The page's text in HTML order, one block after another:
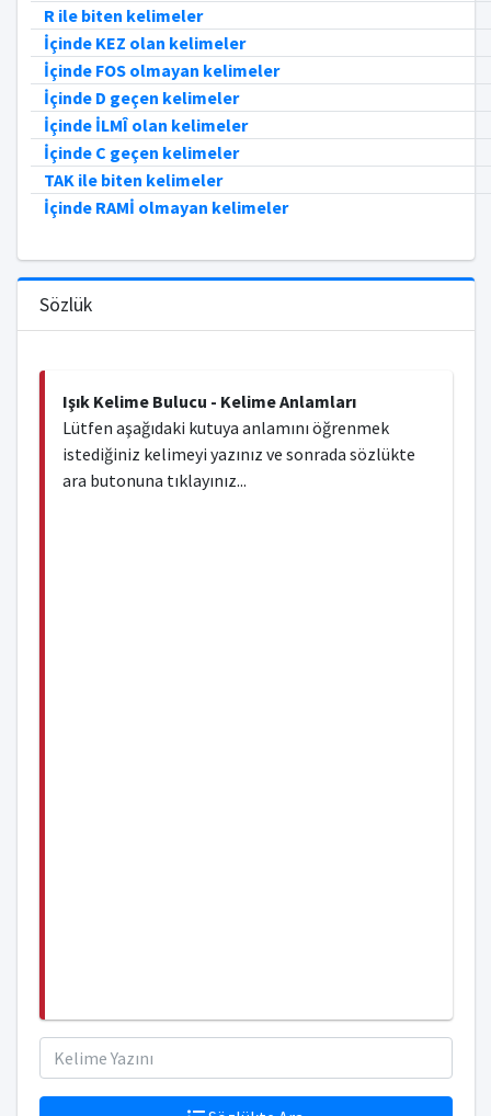
R ile biten kelimeler
İçinde KEZ olan kelimeler
İçinde FOS olmayan kelimeler
İçinde D geçen kelimeler
İçinde İLMÎ olan kelimeler
İçinde C geçen kelimeler
TAK ile biten kelimeler
İçinde RAMİ olmayan kelimeler
Sözlük
Işık Kelime Bulucu - Kelime Anlamları
Lütfen aşağıdaki kutuya anlamını öğrenmek
istediğiniz kelimeyi yazınız ve sonrada sözlükte
ara butonuna tıklayınız...